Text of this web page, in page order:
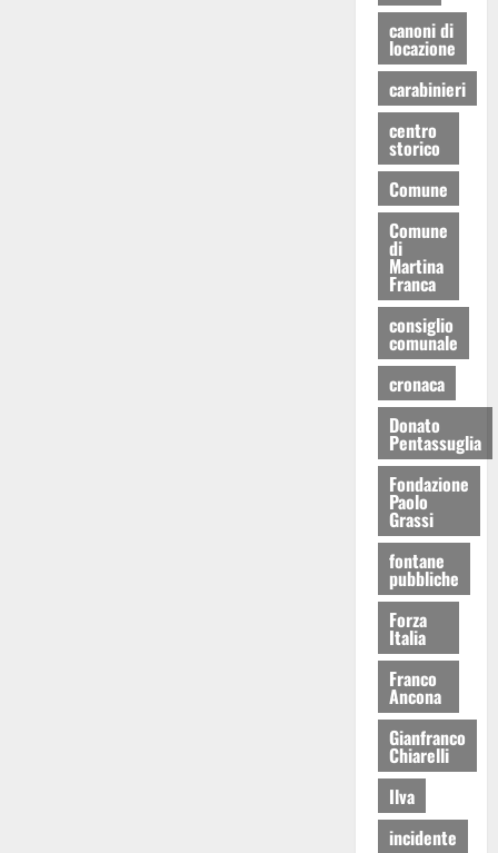
canoni di
locazione
carabinieri
centro
storico
Comune
Comune
di
Martina
Franca
consiglio
comunale
cronaca
Donato
Pentassuglia
Fondazione
Paolo
Grassi
fontane
pubbliche
Forza
Italia
Franco
Ancona
Gianfranco
Chiarelli
Ilva
incidente